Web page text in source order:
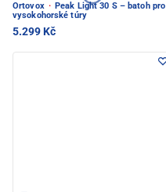
Ortovox · Peak Light 30 S – batoh pro
vysokohorské túry
5.299 Kč